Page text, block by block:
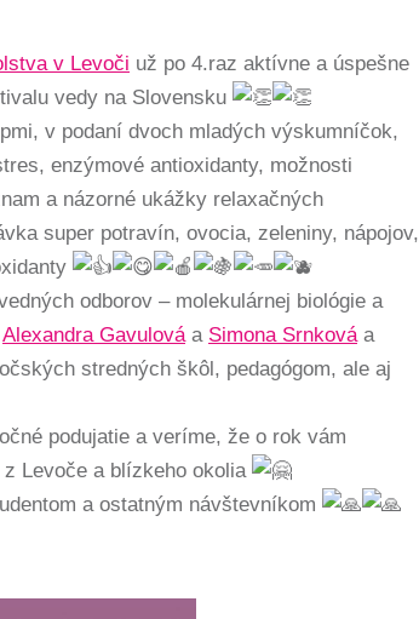
v Levoči už po 4.raz aktívne a úspešne
vedy na Slovensku
v podaní dvoch mladých výskumníčok,
enzýmové antioxidanty, možnosti
a názorné ukážky relaxačných
super potravín, ovocia, zeleniny, nápojov,
odborov – molekulárnej biológie a
Alexandra Gavulováa Simona Srnkováa
stredných škôl, pedagógom, ale aj
podujatie a veríme, že o rok vám
Levoče a blízkeho okolia
a ostatným návštevníkom